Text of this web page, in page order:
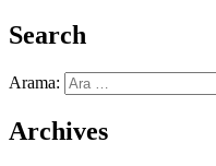
Search
Arama:
Archives